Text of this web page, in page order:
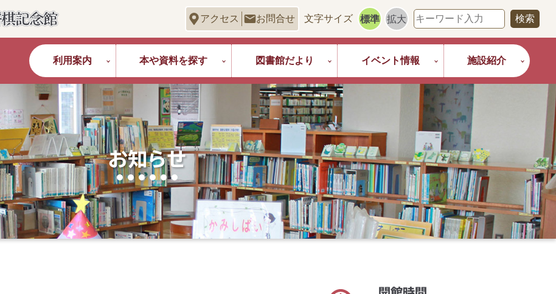
アクセス お問合せ 文字サイズ 標準 拡大
利用案内 本や資料を探す 図書館だより イベント情報 施設紹介
お知らせ